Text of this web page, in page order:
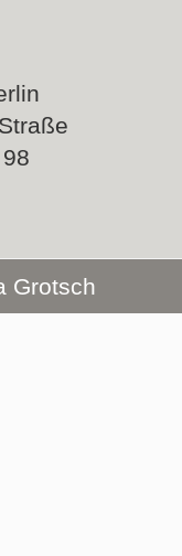
Grotsch